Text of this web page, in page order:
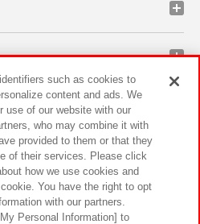
ビリティ サイトポリシー
ブアクセシビリティ方針と検証結果
such as cookies to
content and ads. We
use of our website with our
who may combine it with
provided to them or that they
of their services. Please click
how we use cookies and
You have the right to opt
with our partners.
Personal Information] to